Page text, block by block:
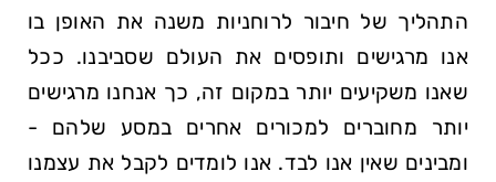
התהליך של חיבור לרוחניות משנה את האופן בו
אנו מרגישים ותופסים את העולם שסביבנו. ככל
שאנו משקיעים יותר במקום זה, כך אנחנו מרגישים
יותר מחוברים למכורים אחרים במסע שלהם -
ומבינים שאין אנו לבד. אנו לומדים לקבל את עצמנו